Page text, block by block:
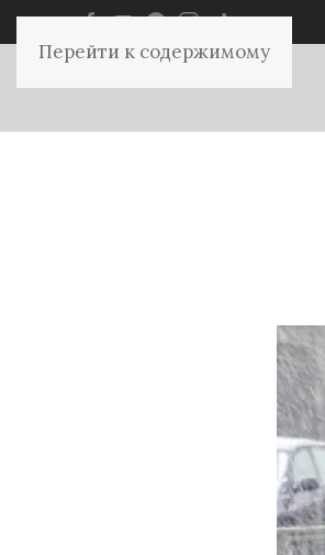
Перейти к содержимому